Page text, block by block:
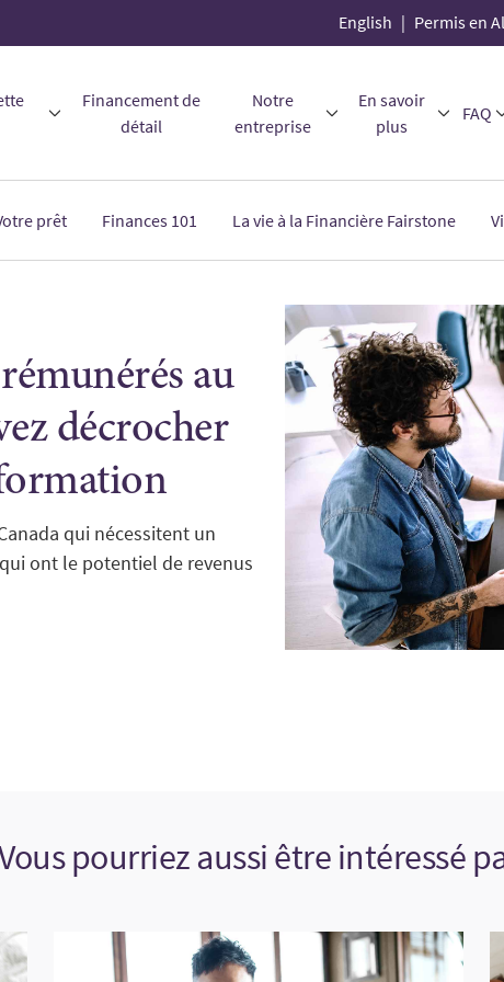
English Permis en
Financement de
détail
Notre
entreprise
En savoir
plus
FAQ
prêt Finances 101 La vie à la Financière Fairstone
au
décrocher
qui nécessitent un
ont le potentiel de revenus
pourriez aussi être intéressé